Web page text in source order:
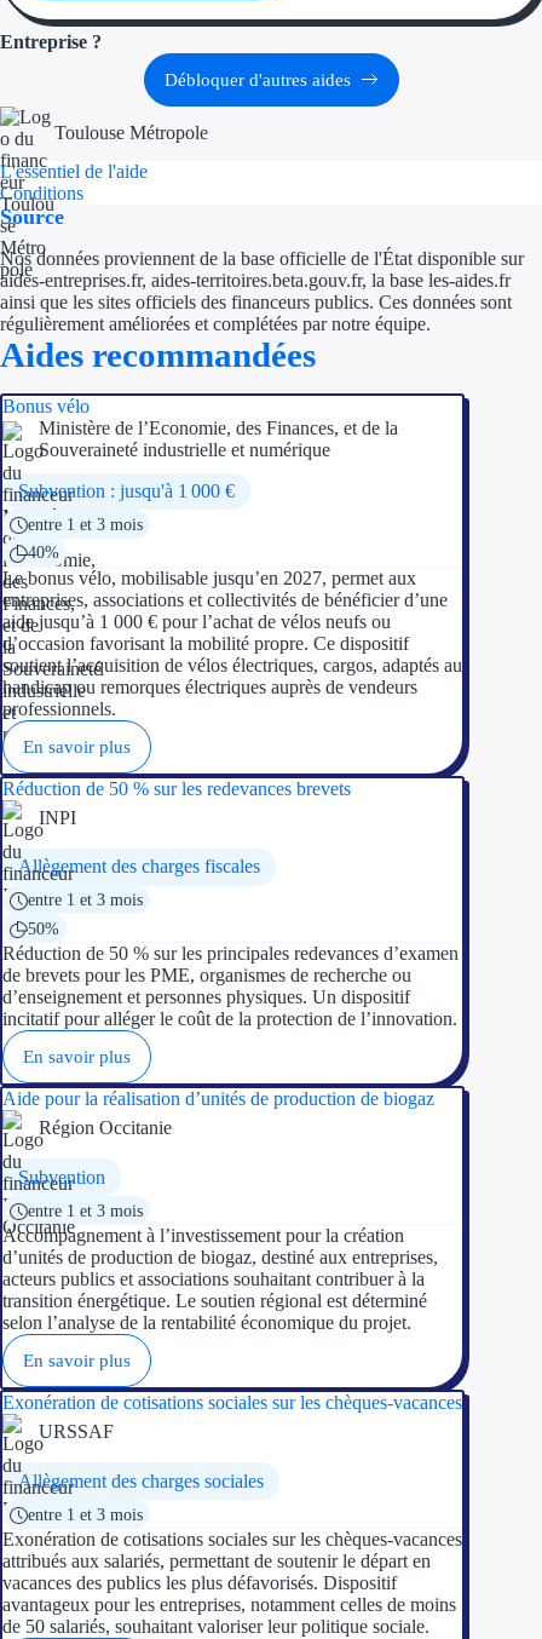
Nos guides
Nos partenaires
Entreprise ?
Débloquer d'autres aides
Toulouse Métropole
L'essentiel de l'aide
Conditions
Source
Nos données proviennent de la base officielle de l'État disponible sur
aides-entreprises.fr, aides-territoires.beta.gouv.fr, la base les-aides.fr
ainsi que les sites officiels des financeurs publics. Ces données sont
régulièrement améliorées et complétées par notre équipe.
Aides recommandées
Bonus vélo
Ministère de l’Economie, des Finances, et de la
Souveraineté industrielle et numérique
Subvention : jusqu'à 1 000 €
entre 1 et 3 mois
40%
Le bonus vélo, mobilisable jusqu’en 2027, permet aux
entreprises, associations et collectivités de bénéficier d’une
aide jusqu’à 1 000 € pour l’achat de vélos neufs ou
d’occasion favorisant la mobilité propre. Ce dispositif
soutient l’acquisition de vélos électriques, cargos, adaptés au
handicap ou remorques électriques auprès de vendeurs
professionnels.
En savoir plus
Réduction de 50 % sur les redevances brevets
INPI
Allègement des charges fiscales
entre 1 et 3 mois
50%
Réduction de 50 % sur les principales redevances d’examen
de brevets pour les PME, organismes de recherche ou
d’enseignement et personnes physiques. Un dispositif
incitatif pour alléger le coût de la protection de l’innovation.
En savoir plus
Aide pour la réalisation d’unités de production de biogaz
Région Occitanie
Subvention
entre 1 et 3 mois
Accompagnement à l’investissement pour la création
d’unités de production de biogaz, destiné aux entreprises,
acteurs publics et associations souhaitant contribuer à la
transition énergétique. Le soutien régional est déterminé
selon l’analyse de la rentabilité économique du projet.
En savoir plus
Exonération de cotisations sociales sur les chèques-vacances
URSSAF
Allègement des charges sociales
entre 1 et 3 mois
Exonération de cotisations sociales sur les chèques-vacances
attribués aux salariés, permettant de soutenir le départ en
vacances des publics les plus défavorisés. Dispositif
avantageux pour les entreprises, notamment celles de moins
de 50 salariés, souhaitant valoriser leur politique sociale.